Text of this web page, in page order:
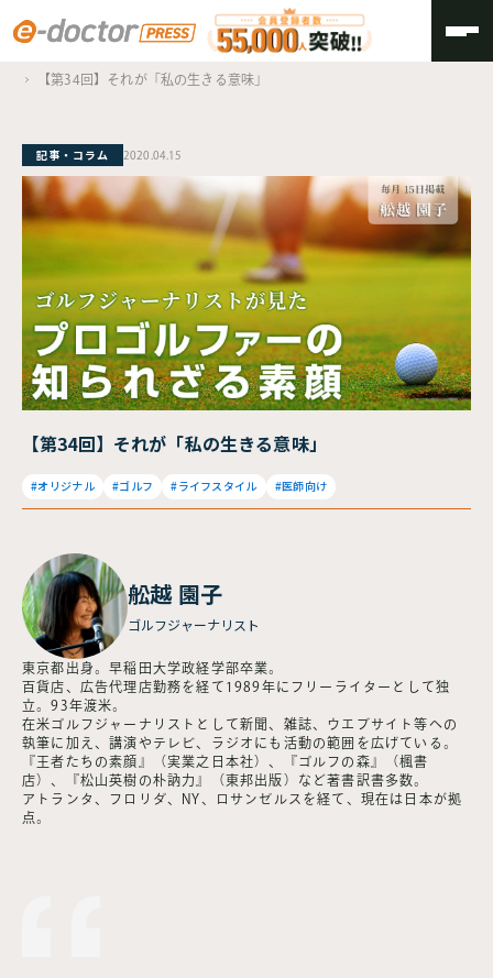
TOP
ゴルフジャーナリストが見た、プロゴルファーの知られざる素顔
【第34回】それが「私の生きる意味」
記事・コラム 2020.04.15
【第34回】それが「私の生きる意味」
#オリジナル #ゴルフ #ライフスタイル #医師向け
舩越 園子
ゴルフジャーナリスト
東京都出身。早稲田大学政経学部卒業。
百貨店、広告代理店勤務を経て1989年にフリーライターとして独
立。93年渡米。
在米ゴルフジャーナリストとして新聞、雑誌、ウエブサイト等への
執筆に加え、講演やテレビ、ラジオにも活動の範囲を広げている。
『王者たちの素顔』（実業之日本社）、『ゴルフの森』（楓書
店）、『松山英樹の朴訥力』（東邦出版）など著書訳書多数。
アトランタ、フロリダ、NY、ロサンゼルスを経て、現在は日本が拠
点。